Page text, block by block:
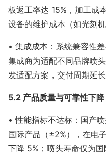
板返工率达 15%，加工成
设备的维护成本（如光刻
• 集成成本：系统兼容性
集成商为适配不同品牌喷
发适配方案，交付周期延长
5.2 产品质量与可靠性下降
• 性能指标不达标：国产
国际产品（±2%），在电
下降 5%；喷头寿命仅为